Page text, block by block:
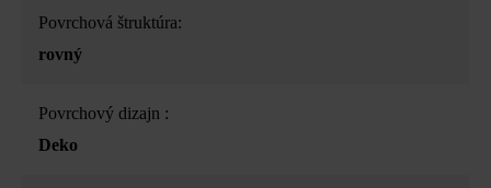
Povrchová štruktúra:
rovný
Povrchový dizajn :
Deko